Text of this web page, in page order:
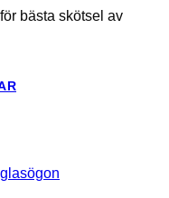
bästa skötsel av